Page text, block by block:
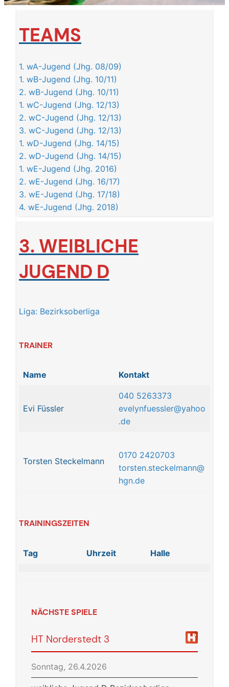
TEAMS
1. wA-Jugend (Jhg. 08/09)
1. wB-Jugend (Jhg. 10/11)
2. wB-Jugend (Jhg. 10/11)
1. wC-Jugend (Jhg. 12/13)
2. wC-Jugend (Jhg. 12/13)
3. wC-Jugend (Jhg. 12/13)
1. wD-Jugend (Jhg. 14/15)
2. wD-Jugend (Jhg. 14/15)
1. wE-Jugend (Jhg. 2016)
2. wE-Jugend (Jhg. 16/17)
3. wE-Jugend (Jhg. 17/18)
4. wE-Jugend (Jhg. 2018)
3. WEIBLICHE
JUGEND D
Liga: Bezirksoberliga
TRAINER
Name Kontakt
Evi Füssler
040 5263373
evelynfuessler@yahoo
.de
Torsten Steckelmann
0170 2420703
torsten.steckelmann@
hgn.de
TRAININGSZEITEN
Tag Uhrzeit Halle
NÄCHSTE SPIELE
HT Norderstedt 3
Sonntag, 26.4.2026